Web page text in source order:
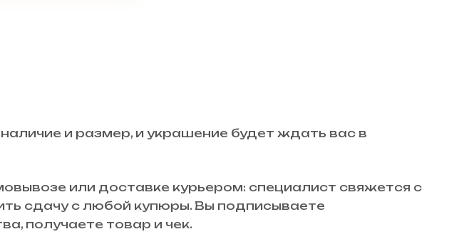
и размер, и украшение будет ждать вас в
или доставке курьером: специалист свяжется с
сдачу с любой купюры. Вы подписываете
получаете товар и чек.